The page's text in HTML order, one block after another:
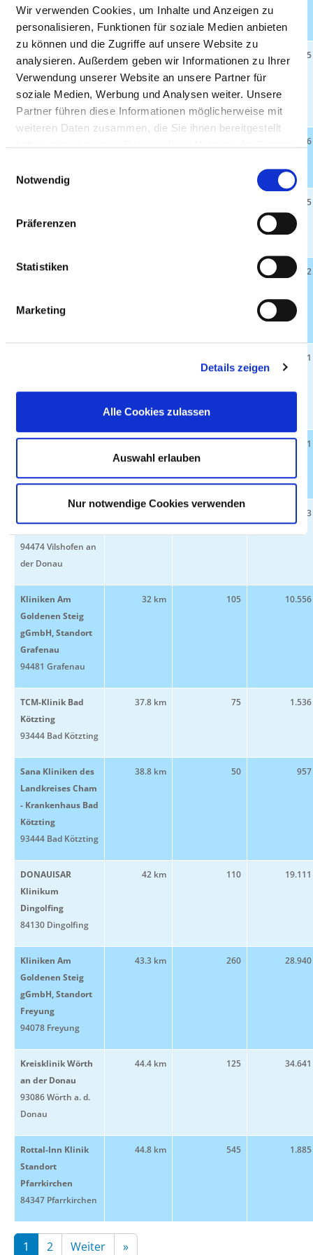
Wir verwenden Cookies, um Inhalte und Anzeigen zu
personalisieren, Funktionen für soziale Medien anbieten
zu können und die Zugriffe auf unsere Website zu
analysieren. Außerdem geben wir Informationen zu Ihrer
Verwendung unserer Website an unsere Partner für
soziale Medien, Werbung und Analysen weiter. Unsere
Partner führen diese Informationen möglicherweise mit
weiteren Daten zusammen, die Sie ihnen bereitgestellt
Notwendig
Präferenzen
Statistiken
Marketing
Details zeigen
Alle Cookies zulassen
Auswahl erlauben
Nur notwendige Cookies verwenden
Geriatrie Klinikum
St. Elisabeth an
der Klinik Bogen
94327 Bogen
20.5 km 445
13.486
Zwiesel
21.815
DONAUISAR
94405 Landau a. d.
4.472
Straubing GmbH
79.831
Arberlandklinik
94234 Viechtach
27.8 km 166 27.011
94474 Vilshofen an
der Donau
29.5 km 30.313
Kliniken Am
Goldenen Steig
gGmbH, Standort
Grafenau
94481 Grafenau
32 km 105 10.556
TCM-Klinik Bad
Kötzting
93444 Bad Kötzting
37.8 km 75 1.536
Sana Kliniken des
Landkreises Cham
- Krankenhaus Bad
Kötzting
93444 Bad Kötzting
38.8 km 50 957
DONAUISAR
Klinikum
Dingolfing
84130 Dingolfing
42 km 110 19.111
Kliniken Am
Goldenen Steig
gGmbH, Standort
Freyung
94078 Freyung
43.3 km 260 28.940
Kreisklinik Wörth
an der Donau
93086 Wörth a. d.
Donau
44.4 km 125 34.641
Rottal-Inn Klinik
Standort
Pfarrkirchen
84347 Pfarrkirchen
44.8 km 545 1.885
1 2 Weiter »